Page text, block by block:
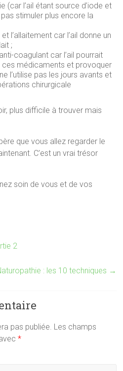
(car l’ail étant source d’iode et
stimuler plus encore la
l’allaitement car l’ail donne un
;
coagulant car l’ail pourrait
ces médicaments et provoquer
l’utilise pas les jours avants et
chirurgicale
plus difficile à trouver mais
que vous allez regarder le
C’est un vrai trésor
soin de vous et de vos
2
: les 10 techniques →
pas publiée. Les champs
*